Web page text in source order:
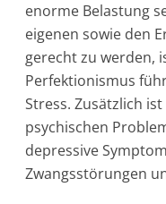
enorme Belastung
eigenen sowie den
gerecht zu werden,
Perfektionismus
Stress. Zusätzlich
psychischen
depressive
Zwangsstörungen